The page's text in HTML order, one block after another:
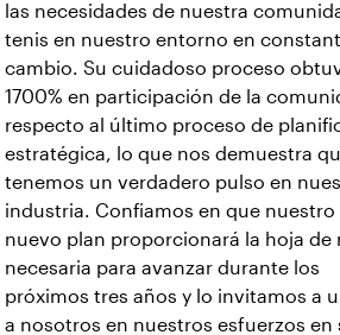
las necesidades de nuestra
tenis en nuestro entorno en
cambio. Su cuidadoso proceso
1700% en participación de la
respecto al último proceso de
estratégica, lo que nos demuestra
tenemos un verdadero pulso en
industria. Confiamos en que nuestro
nuevo plan proporcionará la hoja de
necesaria para avanzar durante los
próximos tres años y lo invitamos a
a nosotros en nuestros esfuerzos en